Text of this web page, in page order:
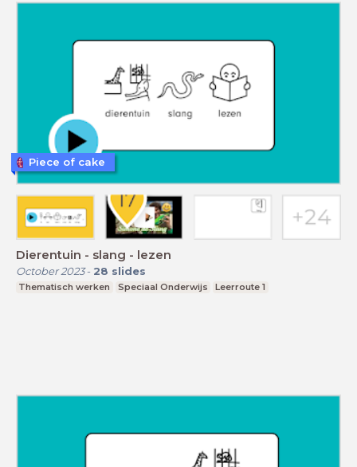
Dierentuin - slang - lezen
October 2023- 28 slides
Thematisch werken Speciaal Onderwijs Leerroute 1
Piece of cake